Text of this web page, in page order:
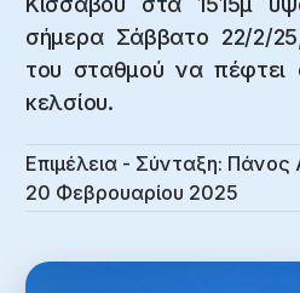
σήμερα Σάββατο 22/2/
του σταθμού να πέφτει
κελσίου.
Επιμέλεια - Σύνταξη: Πάνος
20 Φεβρουαρίου 2025